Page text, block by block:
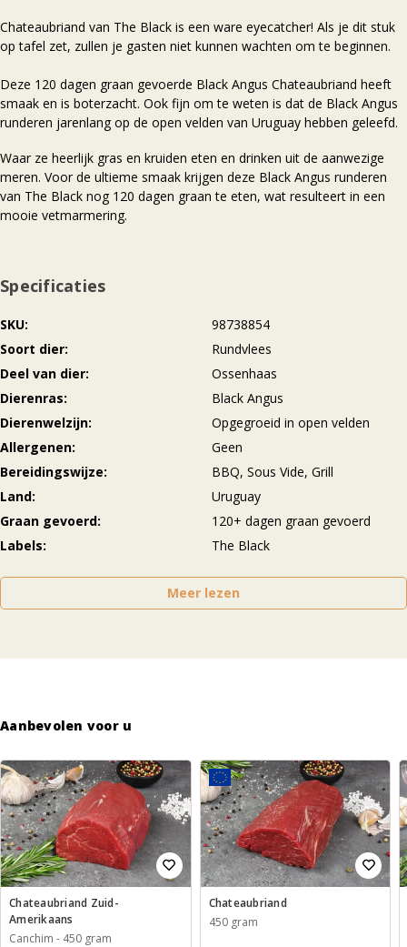
Chateaubriand van The Black is een ware eyecatcher! Als je dit stuk
op tafel zet, zullen je gasten niet kunnen wachten om te beginnen.
Deze 120 dagen graan gevoerde Black Angus Chateaubriand heeft
smaak en is boterzacht. Ook fijn om te weten is dat de Black Angus
runderen jarenlang op de open velden van Uruguay hebben geleefd.
Waar ze heerlijk gras en kruiden eten en drinken uit de aanwezige
meren. Voor de ultieme smaak krijgen deze Black Angus runderen
van The Black nog 120 dagen graan te eten, wat resulteert in een
mooie vetmarmering.
Specificaties
SKU
98738854
Soort dier
Rundvlees
Deel van dier
Ossenhaas
Dierenras
Black Angus
Dierenwelzijn
Opgegroeid in open velden
Allergenen
Geen
Bereidingswijze
BBQ, Sous Vide, Grill
Land
Uruguay
Graan gevoerd
120+ dagen graan gevoerd
Labels
The Black
Meer lezen
Aanbevolen voor u
Chateaubriand Zuid-
Amerikaans
Canchim - 450 gram
Chateaubriand
450 gram